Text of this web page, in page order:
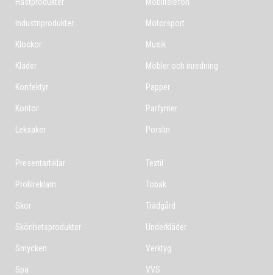
Industriprodukter
Klockor
Kläder
Konfektyr
Kontor
Leksaker
Motorsport
Musik
Möbler och inredning
Papper
Parfymer
Porslin
Presentartiklar
Profilreklam
Skor
Skönhetsprodukter
Smycken
Spa
Textil
Tobak
Trädgård
Underkläder
Verktyg
VVS